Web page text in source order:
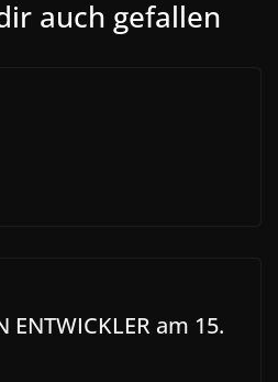
auch gefallen
ENTWICKLER am 15.